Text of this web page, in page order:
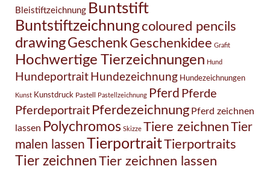
Bleistiftzeichnung Buntstift
Buntstiftzeichnungcoloured pencils
drawingGeschenkGeschenkidee Grafit
Hochwertige Tierzeichnungen Hund
Hundeportrait Hundezeichnung Hundezeichnungen
Kunst Kunstdruck Pastell Pastellzeichnung Pferd Pferde
Pferdeportrait Pferdezeichnung Pferd zeichnen
lassen Polychromos Skizze Tiere zeichnenTier
malen lassenTierportraitTierportraits
Tier zeichnenTier zeichnen lassen